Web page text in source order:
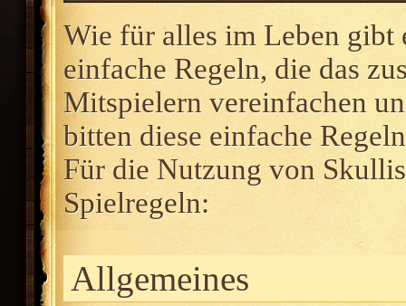
Wie für alles im Leben gibt
einfache Regeln, die das
Mitspielern vereinfachen
bitten diese einfache
Für die Nutzung von
Spielregeln:
Allgemeines